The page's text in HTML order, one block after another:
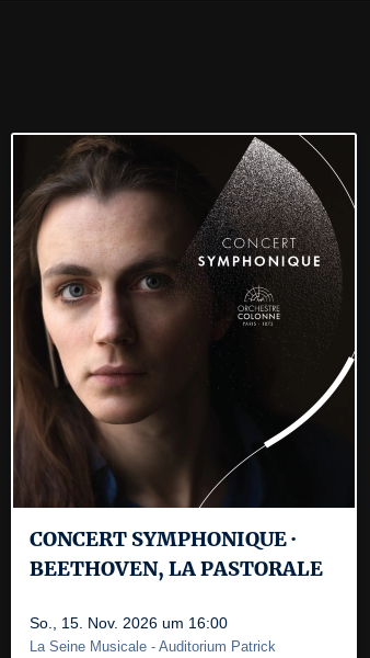
CONCERT SYMPHONIQUE ·
BEETHOVEN, LA PASTORALE
So., 15. Nov. 2026 um 16:00
La Seine Musicale - Auditorium Patrick